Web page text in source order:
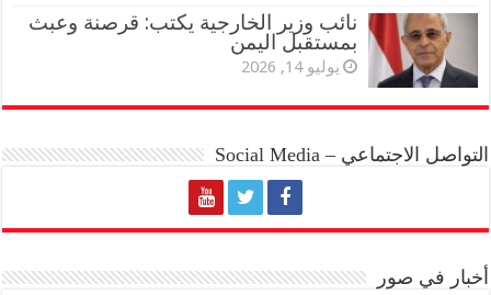
نائب وزير الخارجية يكتب: قرصنة وعبث
بمستقبل اليمن
يوليو 14, 2026
التواصل الاجتماعي – Social Media
أخبار في صور